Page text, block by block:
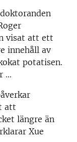
visat att ett
innehåll av
potatisen.
...
att
längre än
Xue